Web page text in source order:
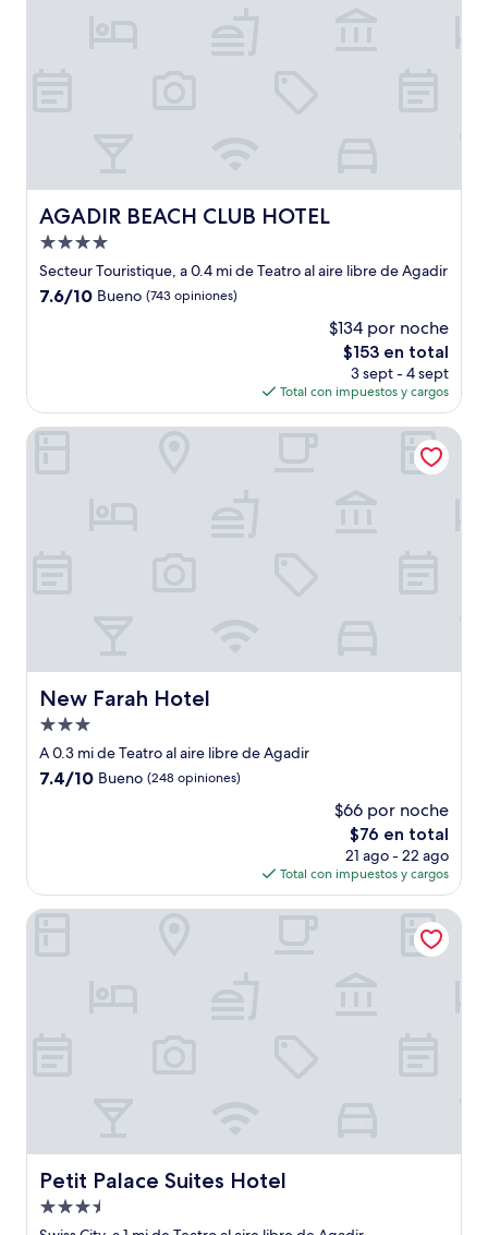
AGADIR BEACH CLUB HOTEL
AGADIR BEACH CLUB HOTEL
Propiedad
de
4.0
Secteur Touristique, a 0.4 mi de Teatro al aire libre de Agadir
7.6
7.6/10 Bueno (743 opiniones)
$134 por noche
El
precio
actual
es
de
$153 en total
3 sept - 4 sept
Total con impuestos y cargos
New Farah Hotel
New Farah Hotel
Propiedad
de
3.0
A 0.3 mi de Teatro al aire libre de Agadir
7.4
7.4/10 Bueno (248 opiniones)
$66 por noche
El
precio
actual
es
de
$76 en total
21 ago - 22 ago
Total con impuestos y cargos
New Farah Hotel
Petit Palace Suites Hotel
Petit Palace Suites Hotel
Propiedad
Petit Palace Suites Hotel